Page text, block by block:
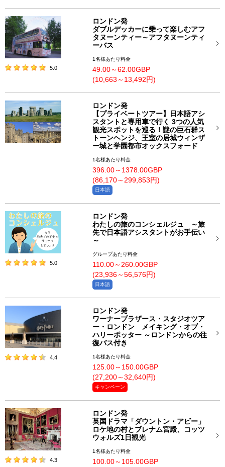
5.0
ロンドン発
ダブルデッカーに乗って楽しむアフ
タヌーンティー～アフタヌーンティ
ーバス
1名様あたり料金
49.00～62.00GBP
(10,663～13,492円)
ロンドン発
【プライベートツアー】日本語アシ
スタントと専用車で行く 3つの人気
観光スポットを巡る！謎の巨石群ス
トーンヘンジ、王室の居城ウィンザ
ー城と学園都市オックスフォード
1名様あたり料金
396.00～1378.00GBP
(86,170～299,853円)
日本語
5.0
ロンドン発
わたしの旅のコンシェルジュ ～旅
先で日本語アシスタントがお手伝い
～
グループあたり料金
110.00～260.00GBP
(23,936～56,576円)
日本語
4.4
ロンドン発
ワーナーブラザース・スタジオツア
ー・ロンドン メイキング・オブ・
ハリーポッター ～ロンドンからの往
復バス付き
1名様あたり料金
125.00～150.00GBP
(27,200～32,640円)
キャンペーン
4.3
ロンドン発
英国ドラマ「ダウントン・アビー」
ロケ地の村とブレナム宮殿、コッツ
ウォルズ1日観光
1名様あたり料金
100.00～105.00GBP